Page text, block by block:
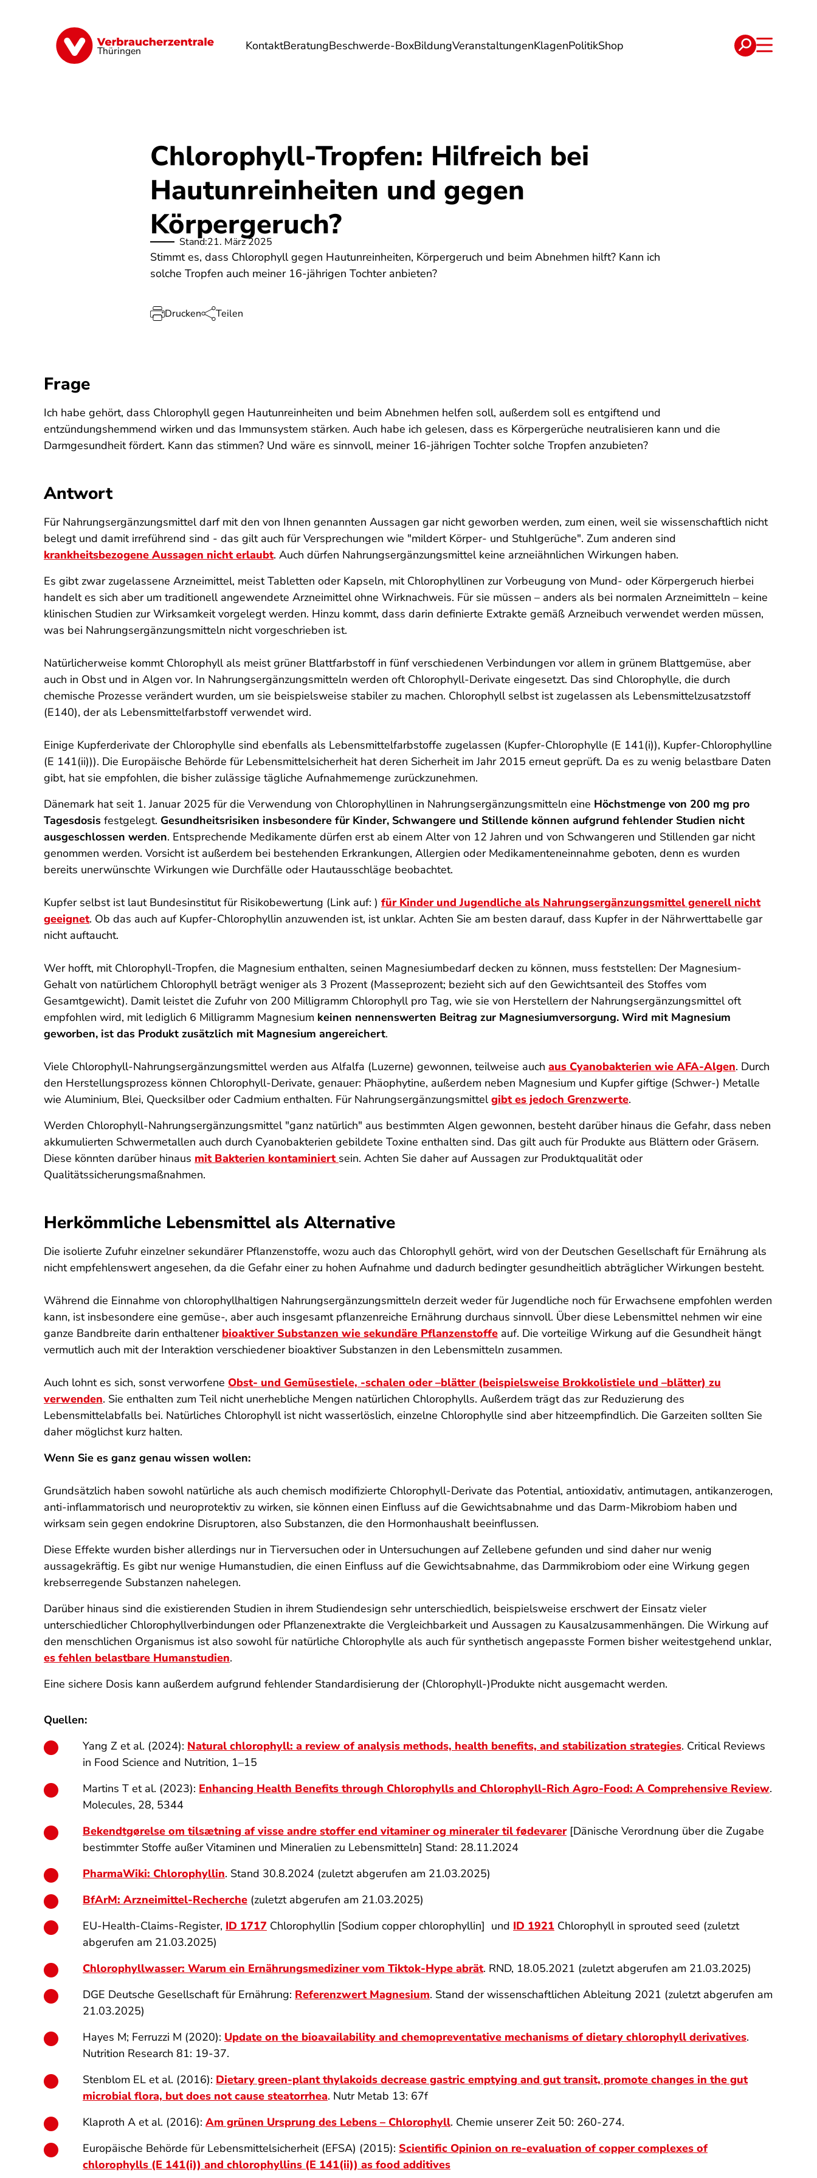
Thüringen KontaktBeratungBeschwerde-BoxBildungVeranstaltungenKlagenPolitikShop
Finanzen Digitales Lebensmittel Umwelt Gesundheit Energie Reise Verträge
Chlorophyll-Tropfen: Hilfreich bei
Hautunreinheiten und gegen
Körpergeruch?
Stand:21. März 2025
Stimmt es, dass Chlorophyll gegen Hautunreinheiten, Körpergeruch und beim Abnehmen hilft? Kann ich
solche Tropfen auch meiner 16-jährigen Tochter anbieten?
Drucken Teilen
Frage
Ich habe gehört, dass Chlorophyll gegen Hautunreinheiten und beim Abnehmen helfen soll, außerdem soll es entgiftend und
entzündungshemmend wirken und das Immunsystem stärken. Auch habe ich gelesen, dass es Körpergerüche neutralisieren kann und die
Darmgesundheit fördert. Kann das stimmen? Und wäre es sinnvoll, meiner 16-jährigen Tochter solche Tropfen anzubieten?
Antwort
Für Nahrungsergänzungsmittel darf mit den von Ihnen genannten Aussagen gar nicht geworben werden, zum einen, weil sie wissenschaftlich nicht
belegt und damit irreführend sind - das gilt auch für Versprechungen wie "mildert Körper- und Stuhlgerüche". Zum anderen sind
krankheitsbezogene Aussagen nicht erlaubt. Auch dürfen Nahrungsergänzungsmittel keine arzneiähnlichen Wirkungen haben.
Es gibt zwar zugelassene Arzneimittel, meist Tabletten oder Kapseln, mit Chlorophyllinen zur Vorbeugung von Mund- oder Körpergeruch hierbei
handelt es sich aber um traditionell angewendete Arzneimittel ohne Wirknachweis. Für sie müssen – anders als bei normalen Arzneimitteln – keine
klinischen Studien zur Wirksamkeit vorgelegt werden. Hinzu kommt, dass darin definierte Extrakte gemäß Arzneibuch verwendet werden müssen,
was bei Nahrungsergänzungsmitteln nicht vorgeschrieben ist.
Natürlicherweise kommt Chlorophyll als meist grüner Blattfarbstoff in fünf verschiedenen Verbindungen vor allem in grünem Blattgemüse, aber
auch in Obst und in Algen vor. In Nahrungsergänzungsmitteln werden oft Chlorophyll-Derivate eingesetzt. Das sind Chlorophylle, die durch
chemische Prozesse verändert wurden, um sie beispielsweise stabiler zu machen. Chlorophyll selbst ist zugelassen als Lebensmittelzusatzstoff
(E140), der als Lebensmittelfarbstoff verwendet wird.
Einige Kupferderivate der Chlorophylle sind ebenfalls als Lebensmittelfarbstoffe zugelassen (Kupfer-Chlorophylle (E 141(i)), Kupfer-Chlorophylline
(E 141(ii))). Die Europäische Behörde für Lebensmittelsicherheit hat deren Sicherheit im Jahr 2015 erneut geprüft. Da es zu wenig belastbare Daten
gibt, hat sie empfohlen, die bisher zulässige tägliche Aufnahmemenge zurückzunehmen.
Dänemark hat seit 1. Januar 2025 für die Verwendung von Chlorophyllinen in Nahrungsergänzungsmitteln eine Höchstmenge von 200 mg pro
Tagesdosis festgelegt. Gesundheitsrisiken insbesondere für Kinder, Schwangere und Stillende können aufgrund fehlender Studien nicht
ausgeschlossen werden. Entsprechende Medikamente dürfen erst ab einem Alter von 12 Jahren und von Schwangeren und Stillenden gar nicht
genommen werden. Vorsicht ist außerdem bei bestehenden Erkrankungen, Allergien oder Medikamenteneinnahme geboten, denn es wurden
bereits unerwünschte Wirkungen wie Durchfälle oder Hautausschläge beobachtet.
Kupfer selbst ist laut Bundesinstitut für Risikobewertung (Link auf: ) für Kinder und Jugendliche als Nahrungsergänzungsmittel generell nicht
geeignet. Ob das auch auf Kupfer-Chlorophyllin anzuwenden ist, ist unklar. Achten Sie am besten darauf, dass Kupfer in der Nährwerttabelle gar
nicht auftaucht.
Wer hofft, mit Chlorophyll-Tropfen, die Magnesium enthalten, seinen Magnesiumbedarf decken zu können, muss feststellen: Der Magnesium-
Gehalt von natürlichem Chlorophyll beträgt weniger als 3 Prozent (Masseprozent; bezieht sich auf den Gewichtsanteil des Stoffes vom
Gesamtgewicht). Damit leistet die Zufuhr von 200 Milligramm Chlorophyll pro Tag, wie sie von Herstellern der Nahrungsergänzungsmittel oft
empfohlen wird, mit lediglich 6 Milligramm Magnesium keinen nennenswerten Beitrag zur Magnesiumversorgung. Wird mit Magnesium
geworben, ist das Produkt zusätzlich mit Magnesium angereichert.
Viele Chlorophyll-Nahrungsergänzungsmittel werden aus Alfalfa (Luzerne) gewonnen, teilweise auch aus Cyanobakterien wie AFA-Algen. Durch
den Herstellungsprozess können Chlorophyll-Derivate, genauer: Phäophytine, außerdem neben Magnesium und Kupfer giftige (Schwer-) Metalle
wie Aluminium, Blei, Quecksilber oder Cadmium enthalten. Für Nahrungsergänzungsmittelgibt es jedoch Grenzwerte.
Werden Chlorophyll-Nahrungsergänzungsmittel "ganz natürlich" aus bestimmten Algen gewonnen, besteht darüber hinaus die Gefahr, dass neben
akkumulierten Schwermetallen auch durch Cyanobakterien gebildete Toxine enthalten sind. Das gilt auch für Produkte aus Blättern oder Gräsern.
Diese könnten darüber hinaus mit Bakterien kontaminiert sein. Achten Sie daher auf Aussagen zur Produktqualität oder
Qualitätssicherungsmaßnahmen.
Herkömmliche Lebensmittel als Alternative
Die isolierte Zufuhr einzelner sekundärer Pflanzenstoffe, wozu auch das Chlorophyll gehört, wird von der Deutschen Gesellschaft für Ernährung als
nicht empfehlenswert angesehen, da die Gefahr einer zu hohen Aufnahme und dadurch bedingter gesundheitlich abträglicher Wirkungen besteht.
Während die Einnahme von chlorophyllhaltigen Nahrungsergänzungsmitteln derzeit weder für Jugendliche noch für Erwachsene empfohlen werden
kann, ist insbesondere eine gemüse-, aber auch insgesamt pflanzenreiche Ernährung durchaus sinnvoll. Über diese Lebensmittel nehmen wir eine
ganze Bandbreite darin enthaltener bioaktiver Substanzen wie sekundäre Pflanzenstoffe auf. Die vorteilige Wirkung auf die Gesundheit hängt
vermutlich auch mit der Interaktion verschiedener bioaktiver Substanzen in den Lebensmitteln zusammen.
Auch lohnt es sich, sonst verworfene Obst- und Gemüsestiele, -schalen oder –blätter (beispielsweise Brokkolistiele und –blätter) zu
verwenden. Sie enthalten zum Teil nicht unerhebliche Mengen natürlichen Chlorophylls. Außerdem trägt das zur Reduzierung des
Lebensmittelabfalls bei. Natürliches Chlorophyll ist nicht wasserlöslich, einzelne Chlorophylle sind aber hitzeempfindlich. Die Garzeiten sollten Sie
daher möglichst kurz halten.
Wenn Sie es ganz genau wissen wollen:
Grundsätzlich haben sowohl natürliche als auch chemisch modifizierte Chlorophyll-Derivate das Potential, antioxidativ, antimutagen, antikanzerogen,
anti-inflammatorisch und neuroprotektiv zu wirken, sie können einen Einfluss auf die Gewichtsabnahme und das Darm-Mikrobiom haben und
wirksam sein gegen endokrine Disruptoren, also Substanzen, die den Hormonhaushalt beeinflussen.
Diese Effekte wurden bisher allerdings nur in Tierversuchen oder in Untersuchungen auf Zellebene gefunden und sind daher nur wenig
aussagekräftig. Es gibt nur wenige Humanstudien, die einen Einfluss auf die Gewichtsabnahme, das Darmmikrobiom oder eine Wirkung gegen
krebserregende Substanzen nahelegen.
Darüber hinaus sind die existierenden Studien in ihrem Studiendesign sehr unterschiedlich, beispielsweise erschwert der Einsatz vieler
unterschiedlicher Chlorophyllverbindungen oder Pflanzenextrakte die Vergleichbarkeit und Aussagen zu Kausalzusammenhängen. Die Wirkung auf
den menschlichen Organismus ist also sowohl für natürliche Chlorophylle als auch für synthetisch angepasste Formen bisher weitestgehend unklar,
es fehlen belastbare Humanstudien.
Eine sichere Dosis kann außerdem aufgrund fehlender Standardisierung der (Chlorophyll-)Produkte nicht ausgemacht werden.
Quellen:
Yang Z et al. (2024): Natural chlorophyll: a review of analysis methods, health benefits, and stabilization strategies. Critical Reviews
in Food Science and Nutrition, 1–15
Martins T et al. (2023): Enhancing Health Benefits through Chlorophylls and Chlorophyll-Rich Agro-Food: A Comprehensive Review.
Molecules, 28, 5344
Bekendtgørelse om tilsætning af visse andre stoffer end vitaminer og mineraler til fødevarer[Dänische Verordnung über die Zugabe
bestimmter Stoffe außer Vitaminen und Mineralien zu Lebensmitteln] Stand: 28.11.2024
PharmaWiki: Chlorophyllin. Stand 30.8.2024 (zuletzt abgerufen am 21.03.2025)
BfArM: Arzneimittel-Recherche (zuletzt abgerufen am 21.03.2025)
EU-Health-Claims-Register, ID 1717 Chlorophyllin [Sodium copper chlorophyllin] und ID 1921 Chlorophyll in sprouted seed (zuletzt
abgerufen am 21.03.2025)
Chlorophyllwasser: Warum ein Ernährungsmediziner vom Tiktok-Hype abrät. RND, 18.05.2021 (zuletzt abgerufen am 21.03.2025)
DGE Deutsche Gesellschaft für Ernährung: Referenzwert Magnesium. Stand der wissenschaftlichen Ableitung 2021 (zuletzt abgerufen am
21.03.2025)
Hayes M; Ferruzzi M (2020): Update on the bioavailability and chemopreventative mechanisms of dietary chlorophyll derivatives.
Nutrition Research 81: 19-37.
Stenblom EL et al. (2016): Dietary green-plant thylakoids decrease gastric emptying and gut transit, promote changes in the gut
microbial flora, but does not cause steatorrhea. Nutr Metab 13: 67f
Klaproth A et al. (2016): Am grünen Ursprung des Lebens – Chlorophyll. Chemie unserer Zeit 50: 260-274.
Europäische Behörde für Lebensmittelsicherheit (EFSA) (2015): Scientific Opinion on re-evaluation of copper complexes of
chlorophylls (E 141(i)) and chlorophyllins (E 141(ii)) as food additives